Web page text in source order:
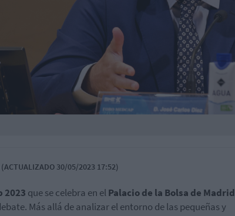
30/05/2023 17:52)
2023 que se celebra en elPalacio de la Bolsa de Madrid
Más allá de analizar el entorno de las pequeñas y